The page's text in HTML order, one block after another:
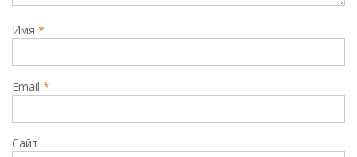
Имя *
Email *
Сайт